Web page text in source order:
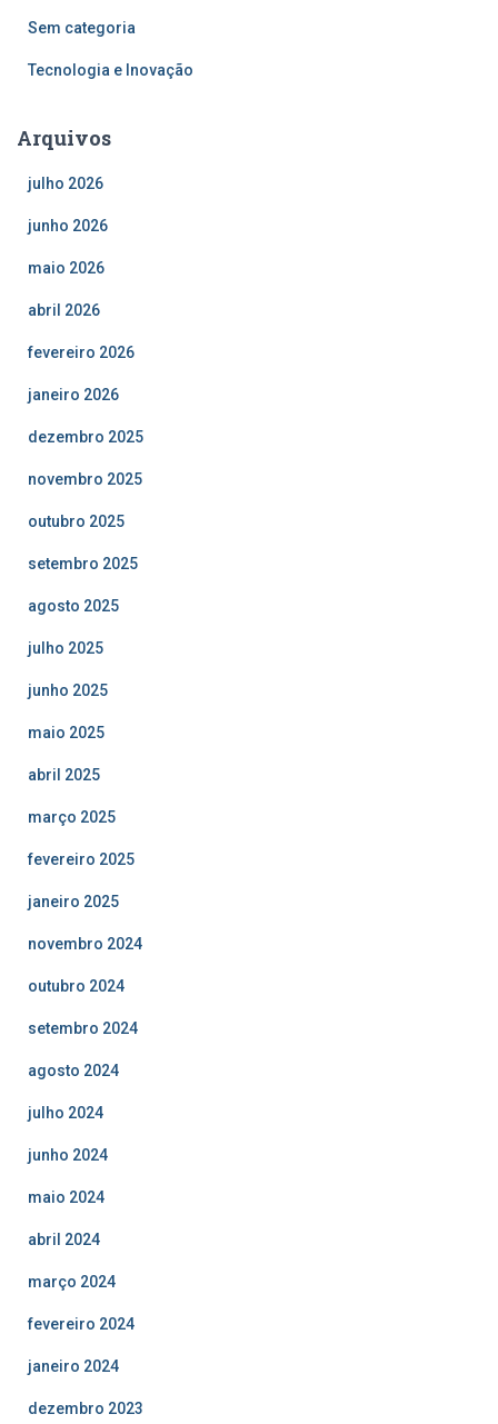
Sem categoria
Tecnologia e Inovação
Arquivos
julho 2026
junho 2026
maio 2026
abril 2026
fevereiro 2026
janeiro 2026
dezembro 2025
novembro 2025
outubro 2025
setembro 2025
agosto 2025
julho 2025
junho 2025
maio 2025
abril 2025
março 2025
fevereiro 2025
janeiro 2025
novembro 2024
outubro 2024
setembro 2024
agosto 2024
julho 2024
junho 2024
maio 2024
abril 2024
março 2024
fevereiro 2024
janeiro 2024
dezembro 2023